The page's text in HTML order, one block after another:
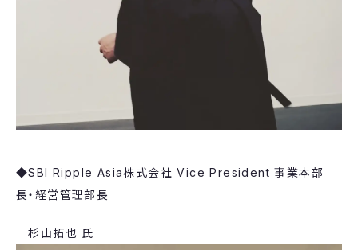
◆​SBI Ripple Asia株式会社 ​Vice President 事業本部
長・経営管理部長
​杉山拓也 氏